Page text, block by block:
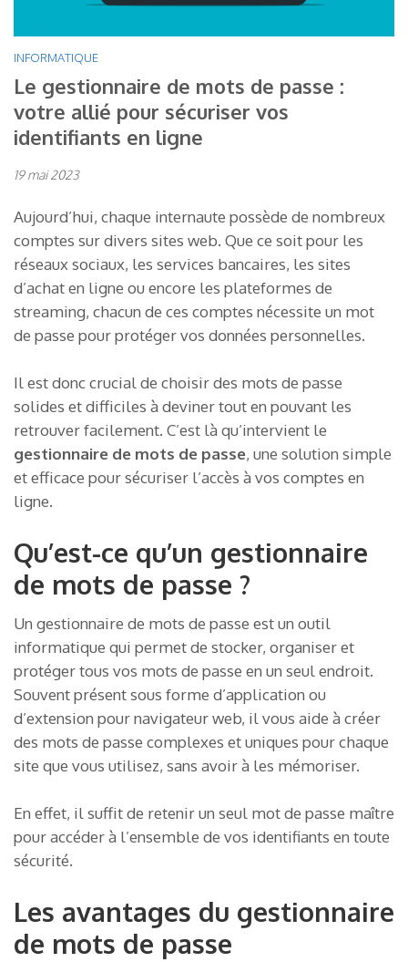
INFORMATIQUE
Le gestionnaire de mots de passe :
votre allié pour sécuriser vos
identifiants en ligne
19 mai 2023
Aujourd’hui, chaque internaute possède de nombreux
comptes sur divers sites web. Que ce soit pour les
réseaux sociaux, les services bancaires, les sites
d’achat en ligne ou encore les plateformes de
streaming, chacun de ces comptes nécessite un mot
de passe pour protéger vos données personnelles.
Il est donc crucial de choisir des mots de passe
solides et difficiles à deviner tout en pouvant les
retrouver facilement. C’est là qu’intervient le
gestionnaire de mots de passe, une solution simple
et efficace pour sécuriser l’accès à vos comptes en
ligne.
Qu’est-ce qu’un gestionnaire
de mots de passe ?
Un gestionnaire de mots de passe est un outil
informatique qui permet de stocker, organiser et
protéger tous vos mots de passe en un seul endroit.
Souvent présent sous forme d’application ou
d’extension pour navigateur web, il vous aide à créer
des mots de passe complexes et uniques pour chaque
site que vous utilisez, sans avoir à les mémoriser.
En effet, il suffit de retenir un seul mot de passe maître
pour accéder à l’ensemble de vos identifiants en toute
sécurité.
Les avantages du gestionnaire
de mots de passe